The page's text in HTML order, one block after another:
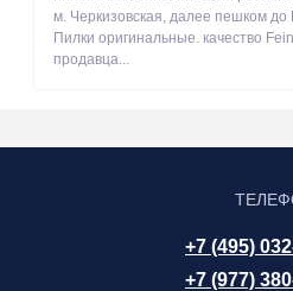
м. Черкизовская, далее пешком до
Пилки оригинальные. качество
продавца...
+7 (495)
+7 (977)